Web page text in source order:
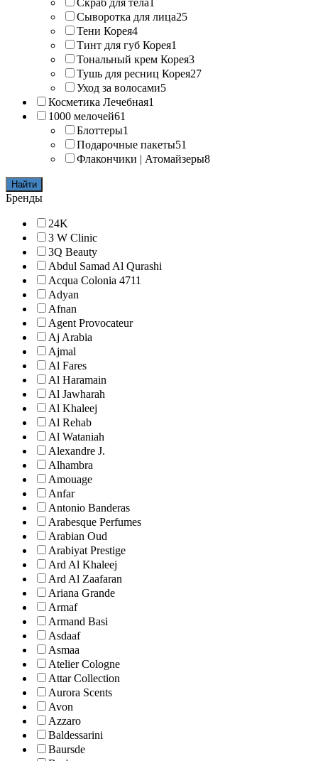
Скраб для тела
Сыворотка для лица25
Тени Корея4
Тинт для губ Корея1
Тональный крем Корея3
Тушь для ресниц Корея27
Уход за волосами5
Косметика Лечебная1
1000 мелочей61
Блоттеры1
Подарочные пакеты51
Флакончики | Атомайзеры8
Найти
Бренды
24K
3 W Clinic
3Q Beauty
Abdul Samad Al Qurashi
Acqua Colonia 4711
Adyan
Afnan
Agent Provocateur
Aj Arabia
Ajmal
Al Fares
Al Haramain
Al Jawharah
Al Khaleej
Al Rehab
Al Wataniah
Alexandre J.
Alhambra
Amouage
Anfar
Antonio Banderas
Arabesque Perfumes
Arabian Oud
Arabiyat Prestige
Ard Al Khaleej
Ard Al Zaafaran
Ariana Grande
Armaf
Armand Basi
Asdaaf
Asmaa
Atelier Cologne
Attar Collection
Aurora Scents
Avon
Azzaro
Baldessarini
Baursde